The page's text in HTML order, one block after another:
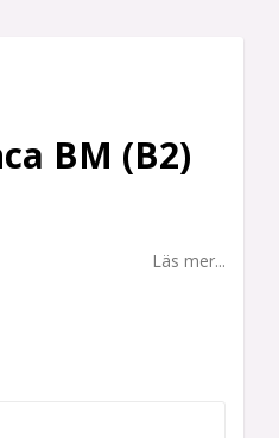
BM (B2)
Läs mer...